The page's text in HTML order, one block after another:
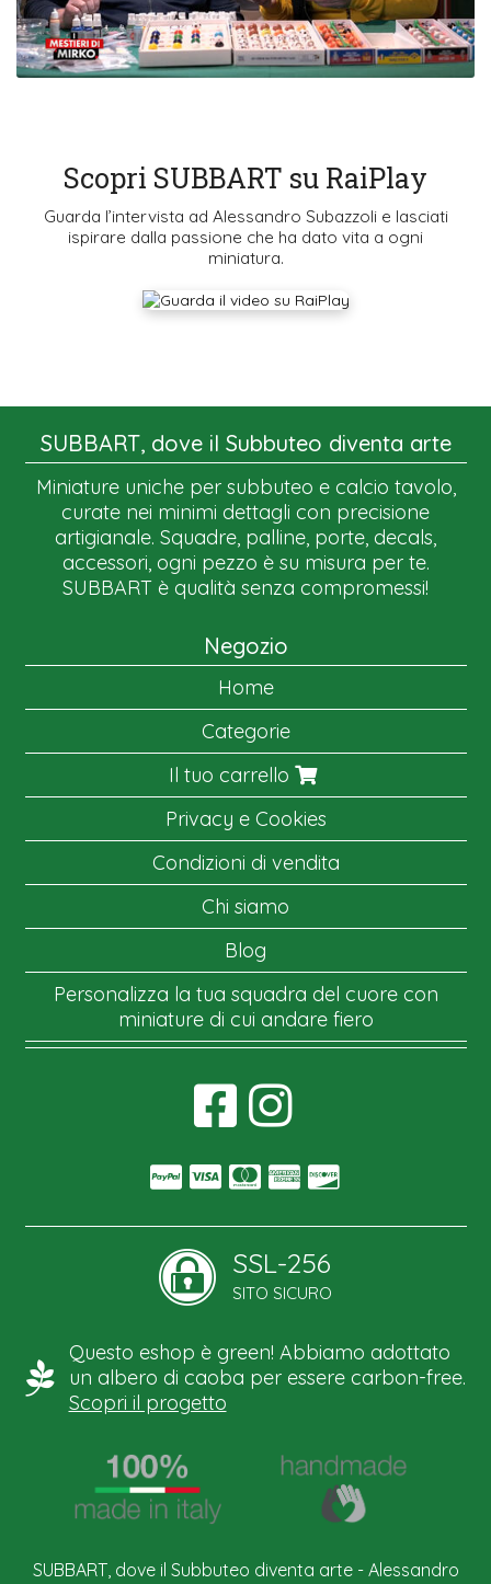
Scopri SUBBART su RaiPlay
Guarda l’intervista ad Alessandro Subazzoli e lasciati
ispirare dalla passione che ha dato vita a ogni
miniatura.
SUBBART, dove il Subbuteo diventa arte
Miniature uniche per subbuteo e calcio tavolo,
curate nei minimi dettagli con precisione
artigianale. Squadre, palline, porte, decals,
accessori, ogni pezzo è su misura per te.
SUBBART è qualità senza compromessi!
Negozio
Home
Categorie
Il tuo carrello
Privacy e Cookies
Condizioni di vendita
Chi siamo
Blog
Personalizza la tua squadra del cuore con
miniature di cui andare fiero
SSL-256
SITO SICURO
Questo eshop è green! Abbiamo adottato
un albero di caoba per essere carbon-free.
Scopri il progetto
SUBBART, dove il Subbuteo diventa arte - Alessandro